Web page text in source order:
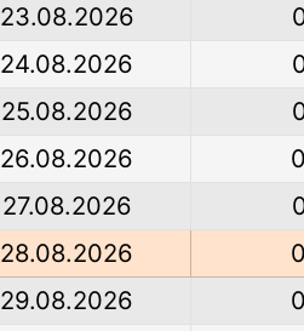
23.08.2026
24.08.2026
25.08.2026
26.08.2026
27.08.2026
28.08.2026
29.08.2026